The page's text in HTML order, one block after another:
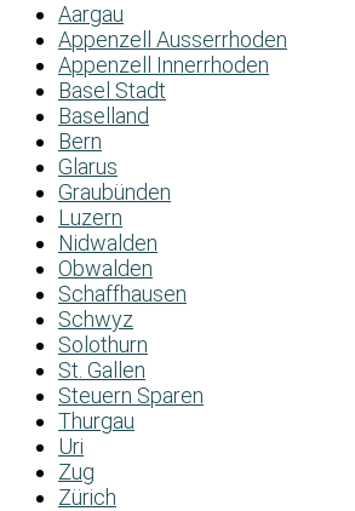
Aargau
Appenzell Ausserrhoden
Appenzell Innerrhoden
Basel Stadt
Baselland
Bern
Glarus
Graubünden
Luzern
Nidwalden
Obwalden
Schaffhausen
Schwyz
Solothurn
St. Gallen
Steuern Sparen
Thurgau
Uri
Zug
Zürich